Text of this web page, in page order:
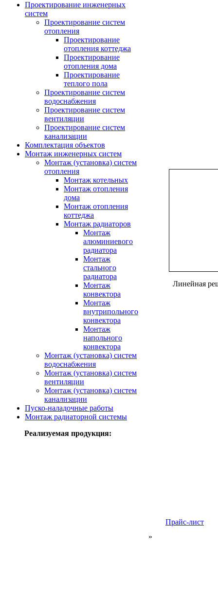
Проектирование инженерных
систем
Проектирование систем
отопления
Проектирование
отопления коттеджа
Проектирование
отопления дома
Проектирование
теплого пола
Проектирование систем
водоснабжения
Проектирование систем
вентиляции
Проектирование систем
канализации
Комплектация объектов
Монтаж инженерных систем
Монтаж (установка) систем
отопления
Монтаж котельных
Монтаж отопления
дома
Монтаж отопления
коттеджа
Монтаж радиаторов
Монтаж
алюминиевого
радиатора
Монтаж
стального
радиатора
Монтаж
конвектора
Монтаж
внутрипольного
конвектора
Монтаж
напольного
конвектора
Монтаж (установка) систем
водоснабжения
Монтаж (установка) систем
вентиляции
Монтаж (установка) систем
канализации
Пуско-наладочные работы
Монтаж радиаторной системы
Реализуемая продукция:
Линейная
Прайс-лист
»